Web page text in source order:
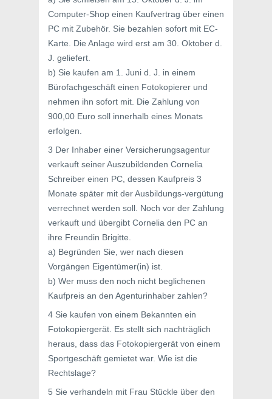
Computer-Shop einen Kaufvertrag über einen
PC mit Zubehör. Sie bezahlen sofort mit EC-
Karte. Die Anlage wird erst am 30. Oktober d.
J. geliefert.
b) Sie kaufen am 1. Juni d. J. in einem
Bürofachgeschäft einen Fotokopierer und
nehmen ihn sofort mit. Die Zahlung von
900,00 Euro soll innerhalb eines Monats
erfolgen.
3 Der Inhaber einer Versicherungsagentur
verkauft seiner Auszubildenden Cornelia
Schreiber einen PC, dessen Kaufpreis 3
Monate später mit der Ausbildungs-vergütung
verrechnet werden soll. Noch vor der Zahlung
verkauft und übergibt Cornelia den PC an
ihre Freundin Brigitte.
a) Begründen Sie, wer nach diesen
Vorgängen Eigentümer(in) ist.
b) Wer muss den noch nicht beglichenen
Kaufpreis an den Agenturinhaber zahlen?
4 Sie kaufen von einem Bekannten ein
Fotokopiergerät. Es stellt sich nachträglich
heraus, dass das Fotokopiergerät von einem
Sportgeschäft gemietet war. Wie ist die
Rechtslage?
5 Sie verhandeln mit Frau Stückle über den